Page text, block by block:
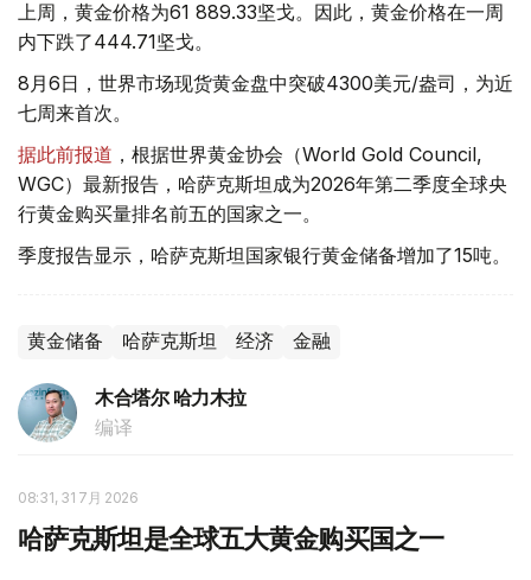
上周，黄金价格为61 889.33坚戈。因此，黄金价格在一周
内下跌了444.71坚戈。
8月6日，世界市场现货黄金盘中突破4300美元/盎司，为近
七周来首次。
据此前报道 ，根据世界黄金协会（World Gold Council,
WGC）最新报告，哈萨克斯坦成为2026年第二季度全球央
行黄金购买量排名前五的国家之一。
季度报告显示，哈萨克斯坦国家银行黄金储备增加了15吨。
黄金储备 哈萨克斯坦 经济 金融
木合塔尔 哈力木拉
编译
08:31, 31 7月 2026
哈萨克斯坦是全球五大黄金购买国之一